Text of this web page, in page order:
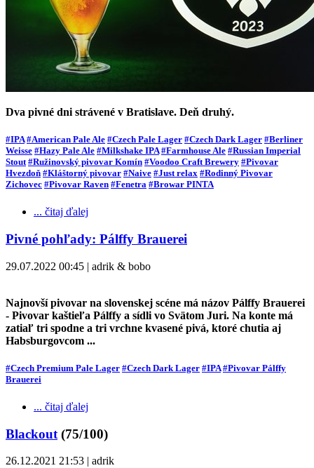
Dva pivné dni strávené v Bratislave. Deň druhý.
#IPA #American Pale Ale #Czech Pale Lager #Czech Dark Lager #Berliner
Weisse #Hazy Pale Ale #Milkshake IPA #Farmhouse Ale #Russian Imperial
Stout #Ružinovský pivovar Komín #Voodoo Craft Brewery #Pivovar
Hvezdoň #Kláštorný pivovar #Naive #Just relax #Rodinný Pivovar
Zichovec #Pivovar Raven #Fenetra #Browar PINTA
... čitaj ďalej
Pivné pohľady: Pálffy Brauerei
29.07.2022 00:45 | adrik & bobo
Najnovší pivovar na slovenskej scéne má názov Pálffy Brauerei
- Pivovar kaštieľa Pálffy a sídli vo Svätom Juri. Na konte má
zatiaľ tri spodne a tri vrchne kvasené pivá, ktoré chutia aj
Habsburgovcom ...
#Czech Premium Pale Lager #Czech Dark Lager #IPA #Pivovar Pálffy
Brauerei
... čitaj ďalej
Blackout (75/100)
26.12.2021 21:53 | adrik